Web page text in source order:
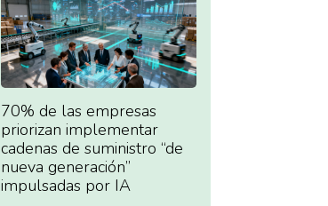
70% de las empresas
priorizan implementar
cadenas de suministro “de
nueva generación”
impulsadas por IA